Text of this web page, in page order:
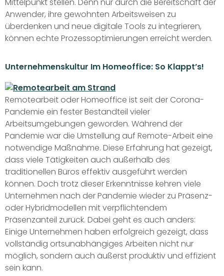
Anwender, ihre gewohnten Arbeitsweisen zu
überdenken und neue digitale Tools zu integrieren,
können echte Prozessoptimierungen erreicht werden.
Unternehmenskultur Im Homeoffice: So Klappt’s!
Remotearbeit oder Homeoffice ist seit der Corona-
Pandemie ein fester Bestandteil vieler
Arbeitsumgebungen geworden. Während der
Pandemie war die Umstellung auf Remote-Arbeit eine
notwendige Maßnahme. Diese Erfahrung hat gezeigt,
dass viele Tätigkeiten auch außerhalb des
traditionellen Büros effektiv ausgeführt werden
können. Doch trotz dieser Erkenntnisse kehren viele
Unternehmen nach der Pandemie wieder zu Präsenz-
oder Hybridmodellen mit verpflichtendem
Präsenzanteil zurück. Dabei geht es auch anders:
Einige Unternehmen haben erfolgreich gezeigt, dass
vollständig ortsunabhängiges Arbeiten nicht nur
möglich, sondern auch äußerst produktiv und effizient
sein kann.